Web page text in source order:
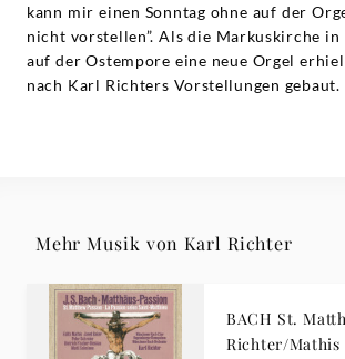
kann mir einen Sonntag ohne auf der
nicht vorstellen”. Als die Markuskirche in
auf der Ostempore eine neue Orgel
nach Karl Richters Vorstellungen gebaut.
Mehr Musik von Karl Richter
BACH St.
Richter/Mathis